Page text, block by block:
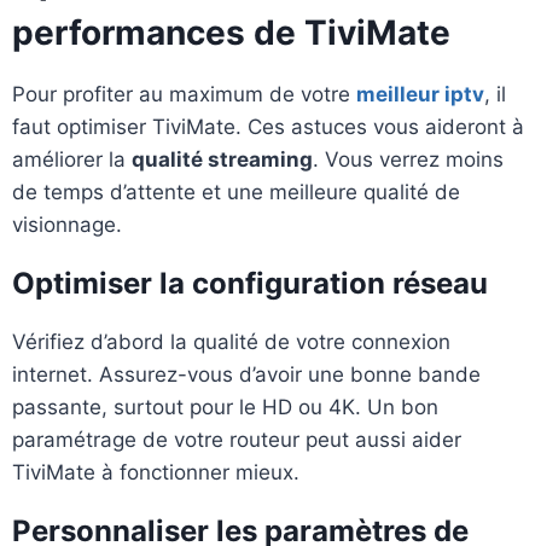
performances de TiviMate
Pour profiter au maximum de votre meilleur iptv, il
faut optimiser TiviMate. Ces astuces vous aideront à
améliorer la qualité streaming. Vous verrez moins
de temps d’attente et une meilleure qualité de
visionnage.
Optimiser la configuration réseau
Vérifiez d’abord la qualité de votre connexion
internet. Assurez-vous d’avoir une bonne bande
passante, surtout pour le HD ou 4K. Un bon
paramétrage de votre routeur peut aussi aider
TiviMate à fonctionner mieux.
Personnaliser les paramètres de